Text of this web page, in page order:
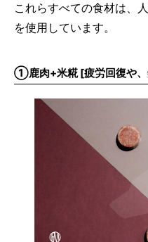
これらすべての食材は、
を使用しています。
①鹿肉+米糀 [疲労回復や、